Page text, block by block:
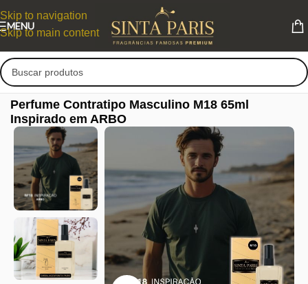
Skip to navigation
Skip to main content
MENU
Perfume Contratipo Masculino M18 65ml
Inspirado em ARBO